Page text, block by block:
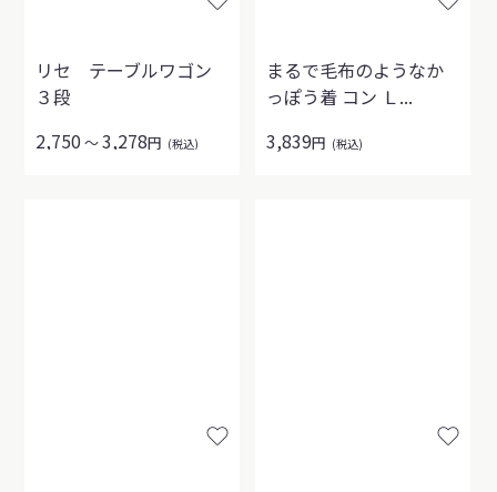
リセ テーブルワゴン
３段
2,750 ～3,278円 (税込)
まるで毛布のようなか
っぽう着 コン Ｌ...
3,839円 (税込)